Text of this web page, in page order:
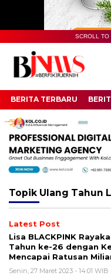
SCROLL TO
BERITA TERBARU
Topik Ulang Tahun
Latest Post
Lisa BLACKPINK
Tahun ke-26 dengan
Mencapai Ratusan
Senin, 27 Maret 2023 - 14:01 WIB